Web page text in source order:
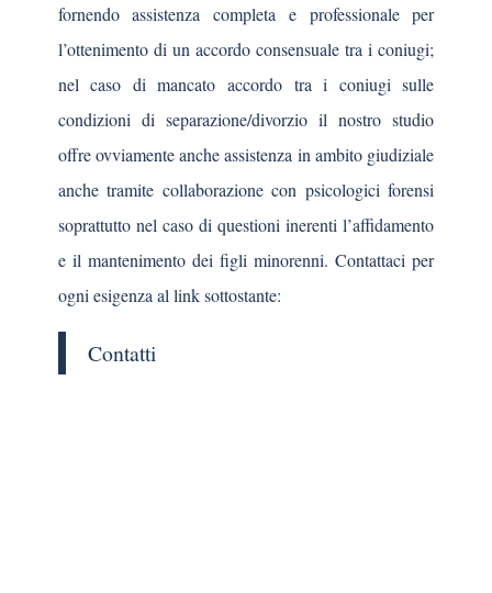
fornendo assistenza completa e professionale per
l’ottenimento di un accordo consensuale tra i coniugi;
nel caso di mancato accordo tra i coniugi sulle
condizioni di separazione/divorzio il nostro studio
offre ovviamente anche assistenza in ambito giudiziale
anche tramite collaborazione con psicologici forensi
soprattutto nel caso di questioni inerenti l’affidamento
e il mantenimento dei figli minorenni. Contattaci per
ogni esigenza al link sottostante:
Contatti